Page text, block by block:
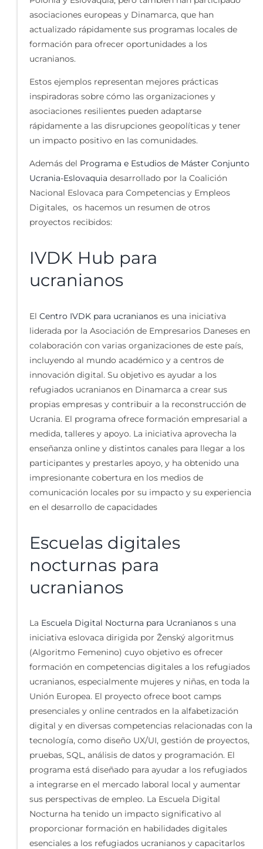
asociaciones europeas y Dinamarca, que han
actualizado rápidamente sus programas locales de
formación para ofrecer oportunidades a los
ucranianos.
Estos ejemplos representan mejores prácticas
inspiradoras sobre cómo las organizaciones y
asociaciones resilientes pueden adaptarse
rápidamente a las disrupciones geopolíticas y tener
un impacto positivo en las comunidades.
Además del Programa e Estudios de Máster Conjunto
Ucrania-Eslovaquia desarrollado por la Coalición
Nacional Eslovaca para Competencias y Empleos
Digitales, os hacemos un resumen de otros
proyectos recibidos:
IVDK Hub para
ucranianos
El Centro IVDK para ucranianos es una iniciativa
liderada por la Asociación de Empresarios Daneses en
colaboración con varias organizaciones de este país,
incluyendo al mundo académico y a centros de
innovación digital. Su objetivo es ayudar a los
refugiados ucranianos en Dinamarca a crear sus
propias empresas y contribuir a la reconstrucción de
Ucrania. El programa ofrece formación empresarial a
medida, talleres y apoyo. La iniciativa aprovecha la
enseñanza online y distintos canales para llegar a los
participantes y prestarles apoyo, y ha obtenido una
impresionante cobertura en los medios de
comunicación locales por su impacto y su experiencia
en el desarrollo de capacidades
Escuelas digitales
nocturnas para
ucranianos
La Escuela Digital Nocturna para Ucranianos s una
iniciativa eslovaca dirigida por Ženský algoritmus
(Algoritmo Femenino) cuyo objetivo es ofrecer
formación en competencias digitales a los refugiados
ucranianos, especialmente mujeres y niñas, en toda la
Unión Europea. El proyecto ofrece boot camps
presenciales y online centrados en la alfabetización
digital y en diversas competencias relacionadas con la
tecnología, como diseño UX/UI, gestión de proyectos,
pruebas, SQL, análisis de datos y programación. El
programa está diseñado para ayudar a los refugiados
a integrarse en el mercado laboral local y aumentar
sus perspectivas de empleo. La Escuela Digital
Nocturna ha tenido un impacto significativo al
proporcionar formación en habilidades digitales
esenciales a los refugiados ucranianos y capacitarlos